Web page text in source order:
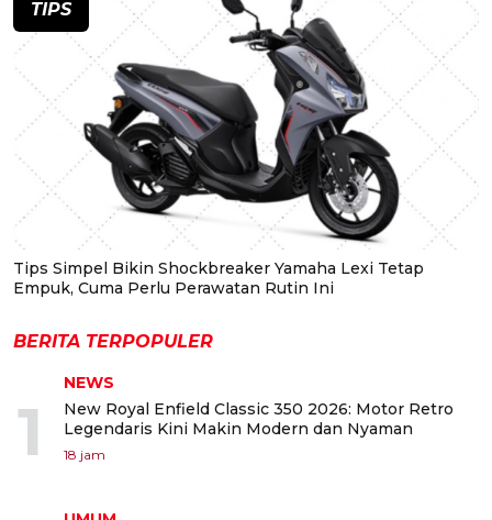
TIPS
Tips Simpel Bikin Shockbreaker Yamaha Lexi Tetap
Empuk, Cuma Perlu Perawatan Rutin Ini
BERITA TERPOPULER
1
NEWS
New Royal Enfield Classic 350 2026: Motor Retro
Legendaris Kini Makin Modern dan Nyaman
18 jam